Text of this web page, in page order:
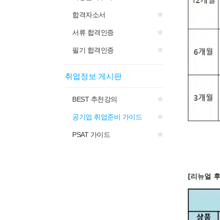
합격자소서
서류 합격인증
필기 합격인증
취업정보 게시판
BEST 추천강의
공기업 취업준비 가이드
PSAT 가이드
[리뉴얼